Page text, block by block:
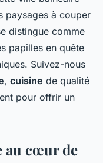
paysages à couper
distingue comme
papilles en quête
Suivez-nous
, cuisine de qualité
pour offrir un
au cœur de